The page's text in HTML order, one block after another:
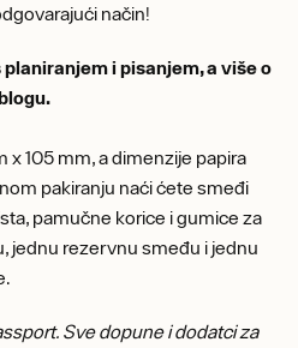
način!
i pisanjem, a više o
x 105 mm, a dimenzije papira
pakiranju naći ćete smeđi
pamučne korice i gumice za
jednu rezervnu smeđu i jednu
Sve dopune i dodatci za